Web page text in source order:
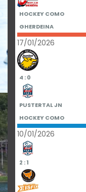
HOCKEY COMO
GHERDEINA
17/01/2026
4 : 0
PUSTERTAL JN
HOCKEY COMO
10/01/2026
2 : 1